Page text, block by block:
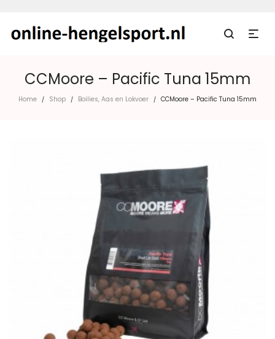
CCMoore – Pacific Tuna 15mm
Home / Shop / Boilies, Aas en Lokvoer / CCMoore – Pacific Tuna 15mm